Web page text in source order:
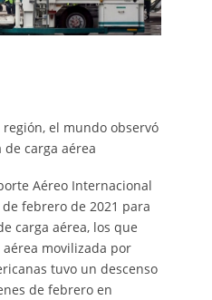
el mundo observó
carga aérea
Aéreo Internacional
febrero de 2021 para
carga aérea, los que
movilizada por
tuvo un descenso
de febrero en